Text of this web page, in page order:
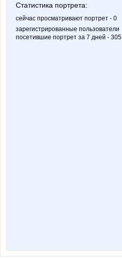
Статистика портрета:
сейчас просматривают портрет - 0
зарегистрированные пользователи
посетившие портрет за 7 дней - 305